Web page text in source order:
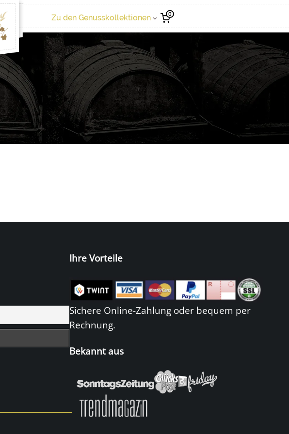
Zu den Genusskollektionen 0
Ihre Vorteile
Sichere Online-Zahlung oder bequem per
Rechnung.
Bekannt aus